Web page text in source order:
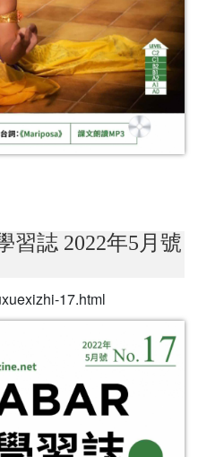
習誌 2022年5月號
17.html